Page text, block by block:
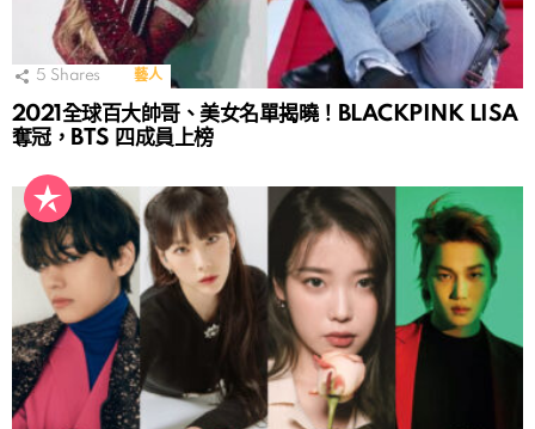
5 Shares 藝人
2021全球百大帥哥、美女名單揭曉！BLACKPINK LISA
奪冠，BTS 四成員上榜